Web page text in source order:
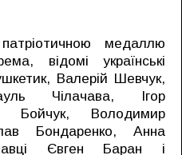
медаллю
відомі українські
Валерій Шевчук,
Чілачава, Ігор
Бойчук, Володимир
Бондаренко, Анна
Євген Баран і